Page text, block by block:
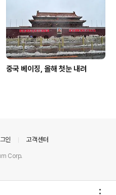
중국 베이징, 올해 첫눈 내려
인 고객센터
Corp.